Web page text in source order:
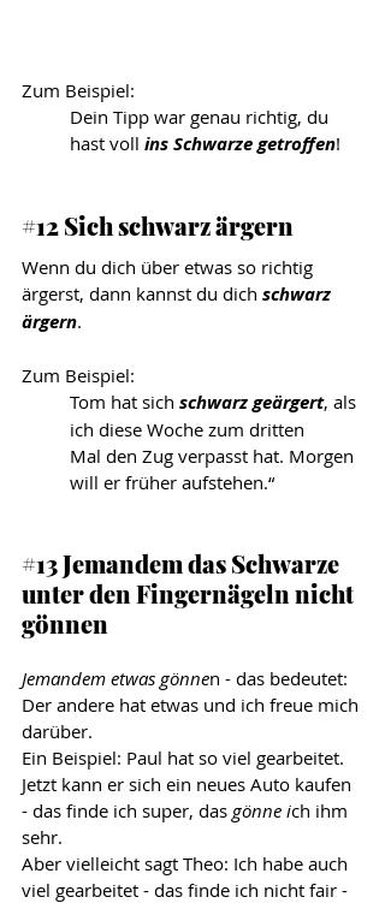
Zum Beispiel:
Dein Tipp war genau richtig, du
hast voll ins Schwarze getroffen!
#12 Sich schwarz ärgern
Wenn du dich über etwas so richtig
ärgerst, dann kannst du dich schwarz
ärgern.
Zum Beispiel:
Tom hat sich schwarz geärgert, als
ich diese Woche zum dritten
Mal den Zug verpasst hat. Morgen
will er früher aufstehen.“
#13 Jemandem das Schwarze
unter den Fingernägeln nicht
gönnen
Jemandem etwas gönnen - das bedeutet:
Der andere hat etwas und ich freue mich
darüber.
Ein Beispiel: Paul hat so viel gearbeitet.
Jetzt kann er sich ein neues Auto kaufen
- das finde ich super, das gönne ich ihm
sehr.
Aber vielleicht sagt Theo: Ich habe auch
viel gearbeitet - das finde ich nicht fair -